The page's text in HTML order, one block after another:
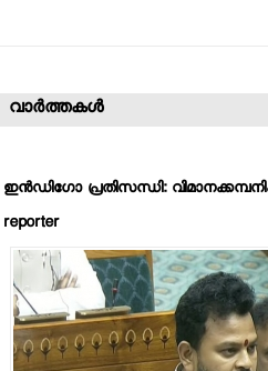
വാര്‍ത്തകള്‍
ഇന്‍ഡിഗോ പ്രതിസന്ധി:
reporter